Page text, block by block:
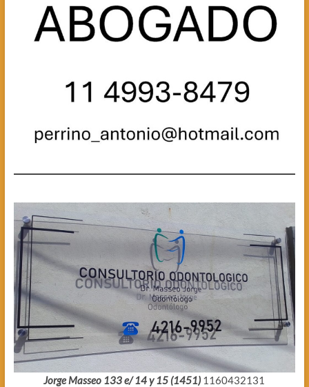
Jorge Masseo 133 e/ 14 y 15 (1451) 1160432131